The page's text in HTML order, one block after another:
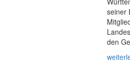
seiner
den